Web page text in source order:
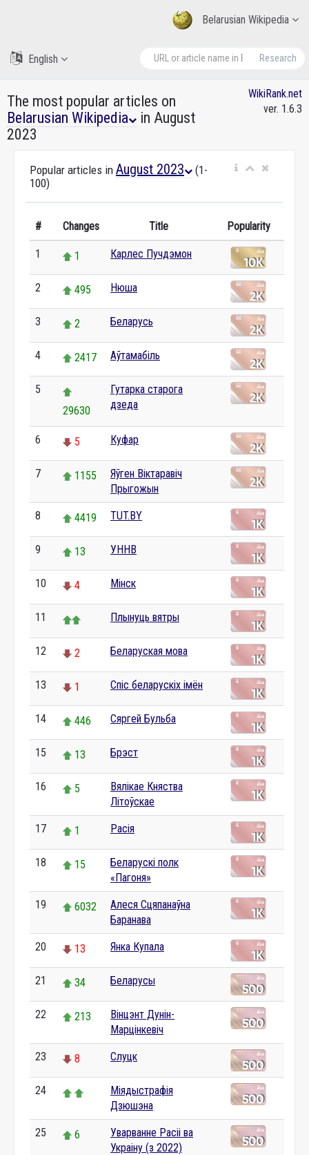
Belarusian Wikipedia
Research
English
The most popular articles on
Belarusian Wikipedia
in August
2023
WikiRank.net
ver. 1.6.3
Popular articles in August 2023
(1-
100)
# Changes Title Popularity
1 1 Карлес Пучдэмон
2 495 Нюша
3 2 Беларусь
4 2417 Аўтамабіль
5
29630
Гутарка старога
дзеда
6 5 Куфар
7 1155
Яўген Віктаравіч
Прыгожын
8 4419 TUT.BY
9 13 УННВ
10 4 Мінск
11 Плынуць вятры
12 2 Беларуская мова
13 1 Спіс беларускіх імён
14 446 Сяргей Бульба
15 13 Брэст
16 5
Вялікае Княства
Літоўскае
17 1 Расія
18 15
Беларускі полк
«Пагоня»
19 6032
Алеся Сцяпанаўна
Баранава
20 13 Янка Купала
21 34 Беларусы
22 213
Вінцэнт Дунін-
Марцінкевіч
23 8 Слуцк
24
Міядыстрафія
Дзюшэна
25 6
Уварванне Расіі ва
Украіну (з 2022)